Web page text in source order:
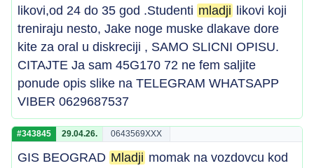
likovi,od 24 do 35 god .Studenti mladji
likovi koji
treniraju nesto, Jake noge muske dlakave dore
kite za oral u diskreciji , SAMO SLICNI OPISU.
CITAJTE Ja sam 45G170 72 ne fem saljite
ponude opis slike na TELEGRAM WHATSAPP
VIBER 0629687537
#343845 29.04.26. 0643569XXX
GIS BEOGRAD Mladji momak na vozdovcu kod